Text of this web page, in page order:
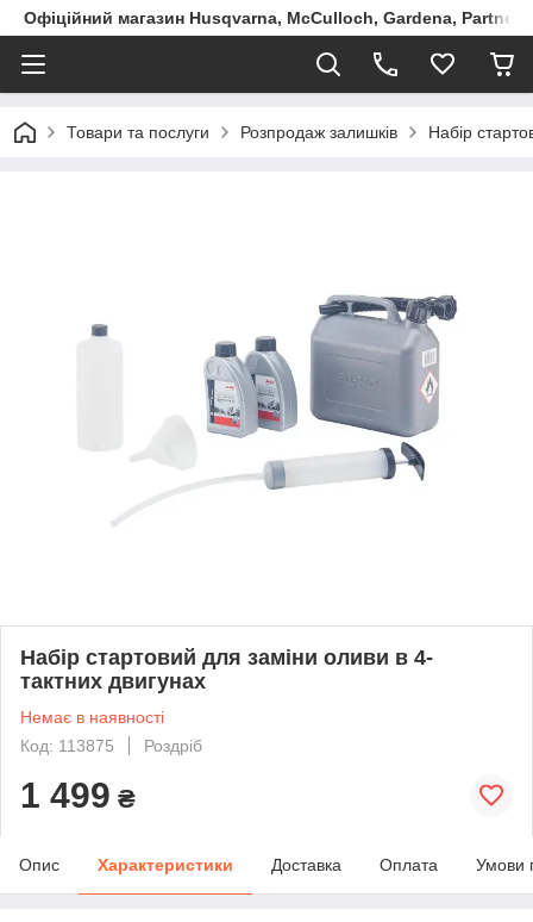
Офіційний магазин Husqvarna, McCulloch, Gardena, Partner
Товари та послуги Розпродаж залишків Набір
Набір стартовий для заміни оливи в 4-
тактних двигунах
Немає в наявності
Код: 113875
Роздріб
1 499 ₴
Опис Характеристики Доставка Оплата Умови